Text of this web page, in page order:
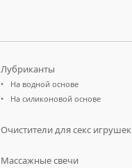
Лубриканты
На водной основе
На силиконовой основе
Очистители для секс игрушек
Массажные свечи